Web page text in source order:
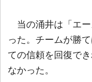
当の涌井は「エー
った。チームが勝
ての信頼を回復で
なかった。